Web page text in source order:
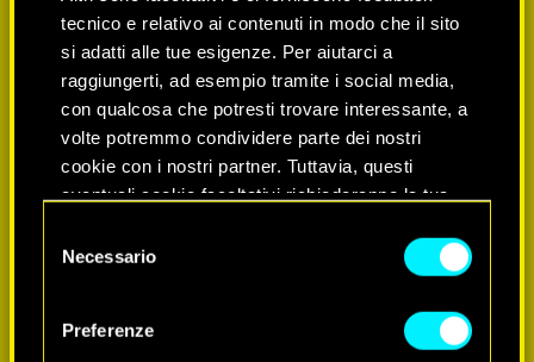
tecnico e relativo ai contenuti in modo che il sito
si adatti alle tue esigenze. Per aiutarci a
raggiungerti, ad esempio tramite i social media,
con qualcosa che potresti trovare interessante, a
volte potremmo condividere parte dei nostri
cookie con i nostri partner. Tuttavia, questi
eventuali cookie facoltativi richiederanno la tua
Tutti i dettagli su come utilizziamo i cookie e su
disponibili nel menu "Impostazioni" qui sotto.
delNecessario
Preferenze